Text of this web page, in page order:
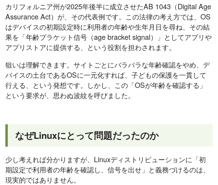
カリフォルニア州が2025年後半に成立させたAB 1043（Digital Age
Assurance Act）が、その代表例です。この法律の考え方では、OS
はデバイスの初期設定時に利用者の年齢や生年月日を尋ね、その結
果を「年齢ブラケット信号（age bracket signal）」としてアプリや
アプリストアに提供する、という役割を担わされます。
狙いは理解できます。サイトごとにバラバラな年齢確認をやめ、デ
バイスの土台であるOSに一元化すれば、子どもの保護を一貫して
行える、という発想です。しかし、この「OSが年齢を確認する」
という要求が、思わぬ波紋を呼びました。
なぜLinuxにとって問題だったのか
少し考えれば分かりますが、Linuxディストリビューションに「初
期設定で利用者の年齢を確認し、信号を出せ」と義務づけるのは、
現実的ではありません。